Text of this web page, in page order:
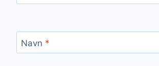
Navn *